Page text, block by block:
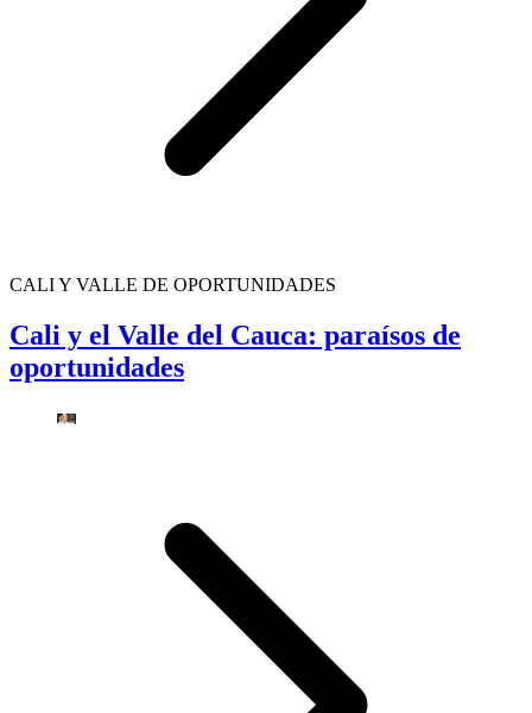
CALI Y VALLE DE OPORTUNIDADES
Cali y el Valle del Cauca: paraísos de
oportunidades